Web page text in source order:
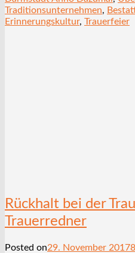
Traditionsunternehmen,
Erinnerungskultur, Trauerfeier
Rückhalt bei der
Trauerredner
Posted on29. November 2017